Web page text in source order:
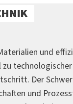
und
zu
Der
und